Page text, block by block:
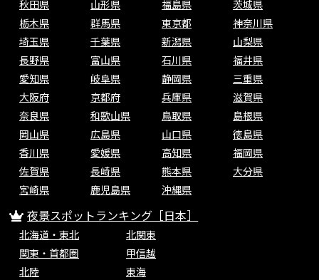
秋田県
山形県 福島県
茨城県
栃木県
群馬県 東京都
神奈川県
埼玉県
千葉県 新潟県
山梨県
長野県
富山県 石川県
福井県
愛知県
岐阜県 静岡県
三重県
大阪府
京都府 兵庫県
滋賀県
奈良県
和歌山県 鳥取県
島根県
岡山県
広島県 山口県
徳島県
香川県
愛媛県 高知県
福岡県
佐賀県
長崎県 熊本県
大分県
宮崎県
鹿児島県 沖縄県
夜景スポットランキング［日本］
北海道・東北
北関東
関東・首都圏
甲信越
北陸
東海